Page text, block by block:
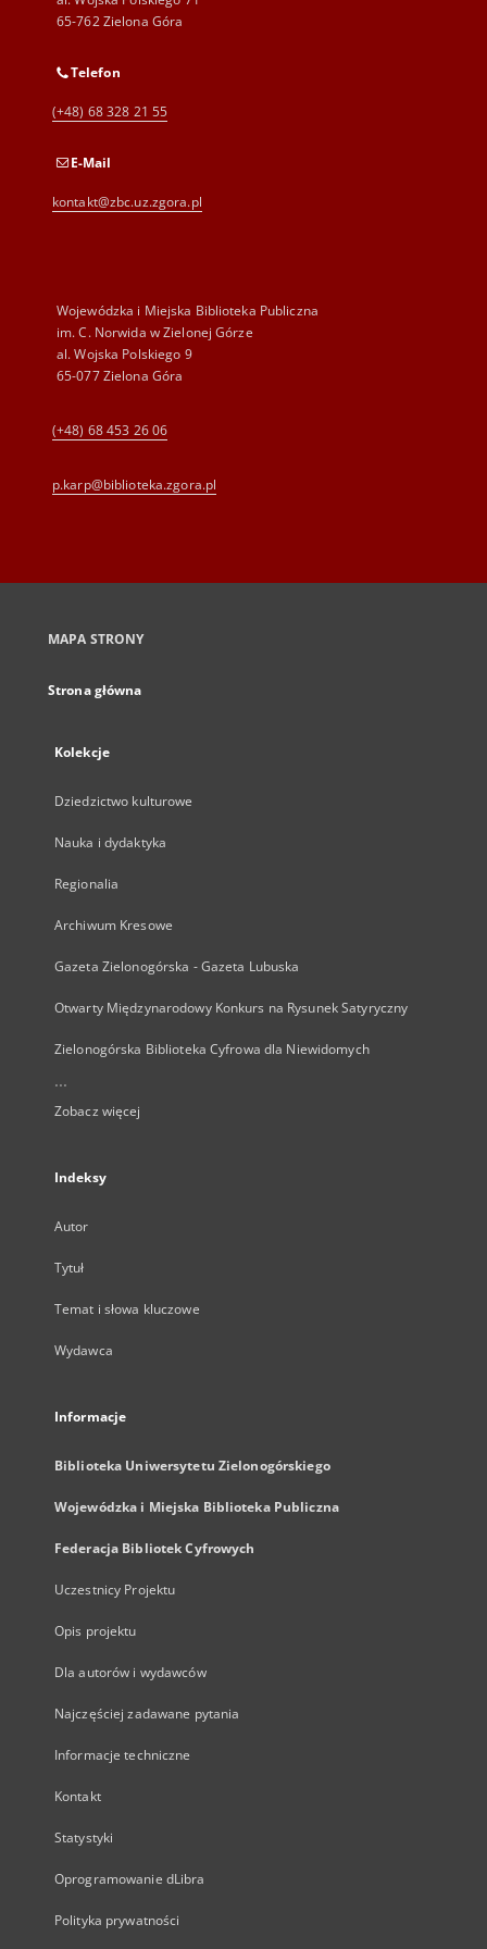
65-762 Zielona Góra
Telefon
(+48) 68 328 21 55
E-Mail
kontakt@zbc.uz.zgora.pl
Wojewódzka i Miejska Biblioteka Publiczna
im. C. Norwida w Zielonej Górze
al. Wojska Polskiego 9
65-077 Zielona Góra
(+48) 68 453 26 06
p.karp@biblioteka.zgora.pl
MAPA STRONY
Strona główna
Kolekcje
Dziedzictwo kulturowe
Nauka i dydaktyka
Regionalia
Archiwum Kresowe
Gazeta Zielonogórska - Gazeta Lubuska
Otwarty Międzynarodowy Konkurs na Rysunek Satyryczny
Zielonogórska Biblioteka Cyfrowa dla Niewidomych
...
Zobacz więcej
Indeksy
Autor
Tytuł
Temat i słowa kluczowe
Wydawca
Informacje
Biblioteka Uniwersytetu Zielonogórskiego
Wojewódzka i Miejska Biblioteka Publiczna
Federacja Bibliotek Cyfrowych
Uczestnicy Projektu
Opis projektu
Dla autorów i wydawców
Najczęściej zadawane pytania
Informacje techniczne
Kontakt
Statystyki
Oprogramowanie dLibra
Polityka prywatności